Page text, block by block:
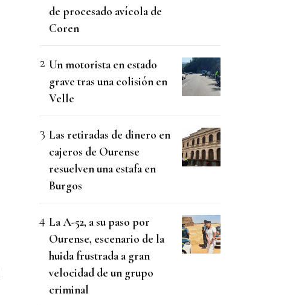
de procesado avícola de
Coren
Un motorista en estado
grave tras una colisión en
Velle
Las retiradas de dinero en
cajeros de Ourense
resuelven una estafa en
Burgos
La A-52, a su paso por
Ourense, escenario de la
huida frustrada a gran
velocidad de un grupo
criminal